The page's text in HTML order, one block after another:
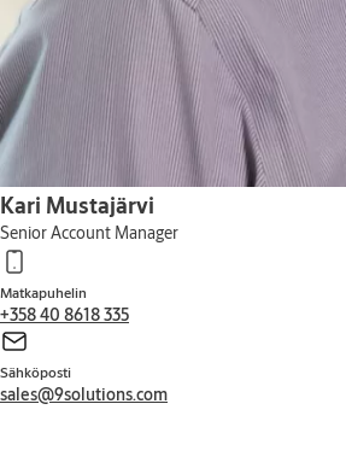
Kari Mustajärvi
Senior Account Manager
Matkapuhelin
+358 40 8618 335
Sähköposti
sales@9solutions.com